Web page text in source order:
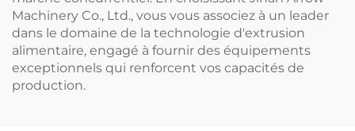
Machinery Co., Ltd., vous vous associez à un leader
dans le domaine de la technologie d'extrusion
alimentaire, engagé à fournir des équipements
exceptionnels qui renforcent vos capacités de
production.